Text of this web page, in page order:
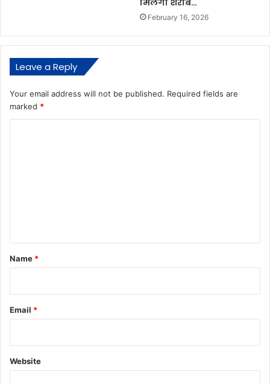
February 16, 2026
Leave a Reply
Your email address will not be published. Required fields are
marked *
*
Name *
Email *
Website